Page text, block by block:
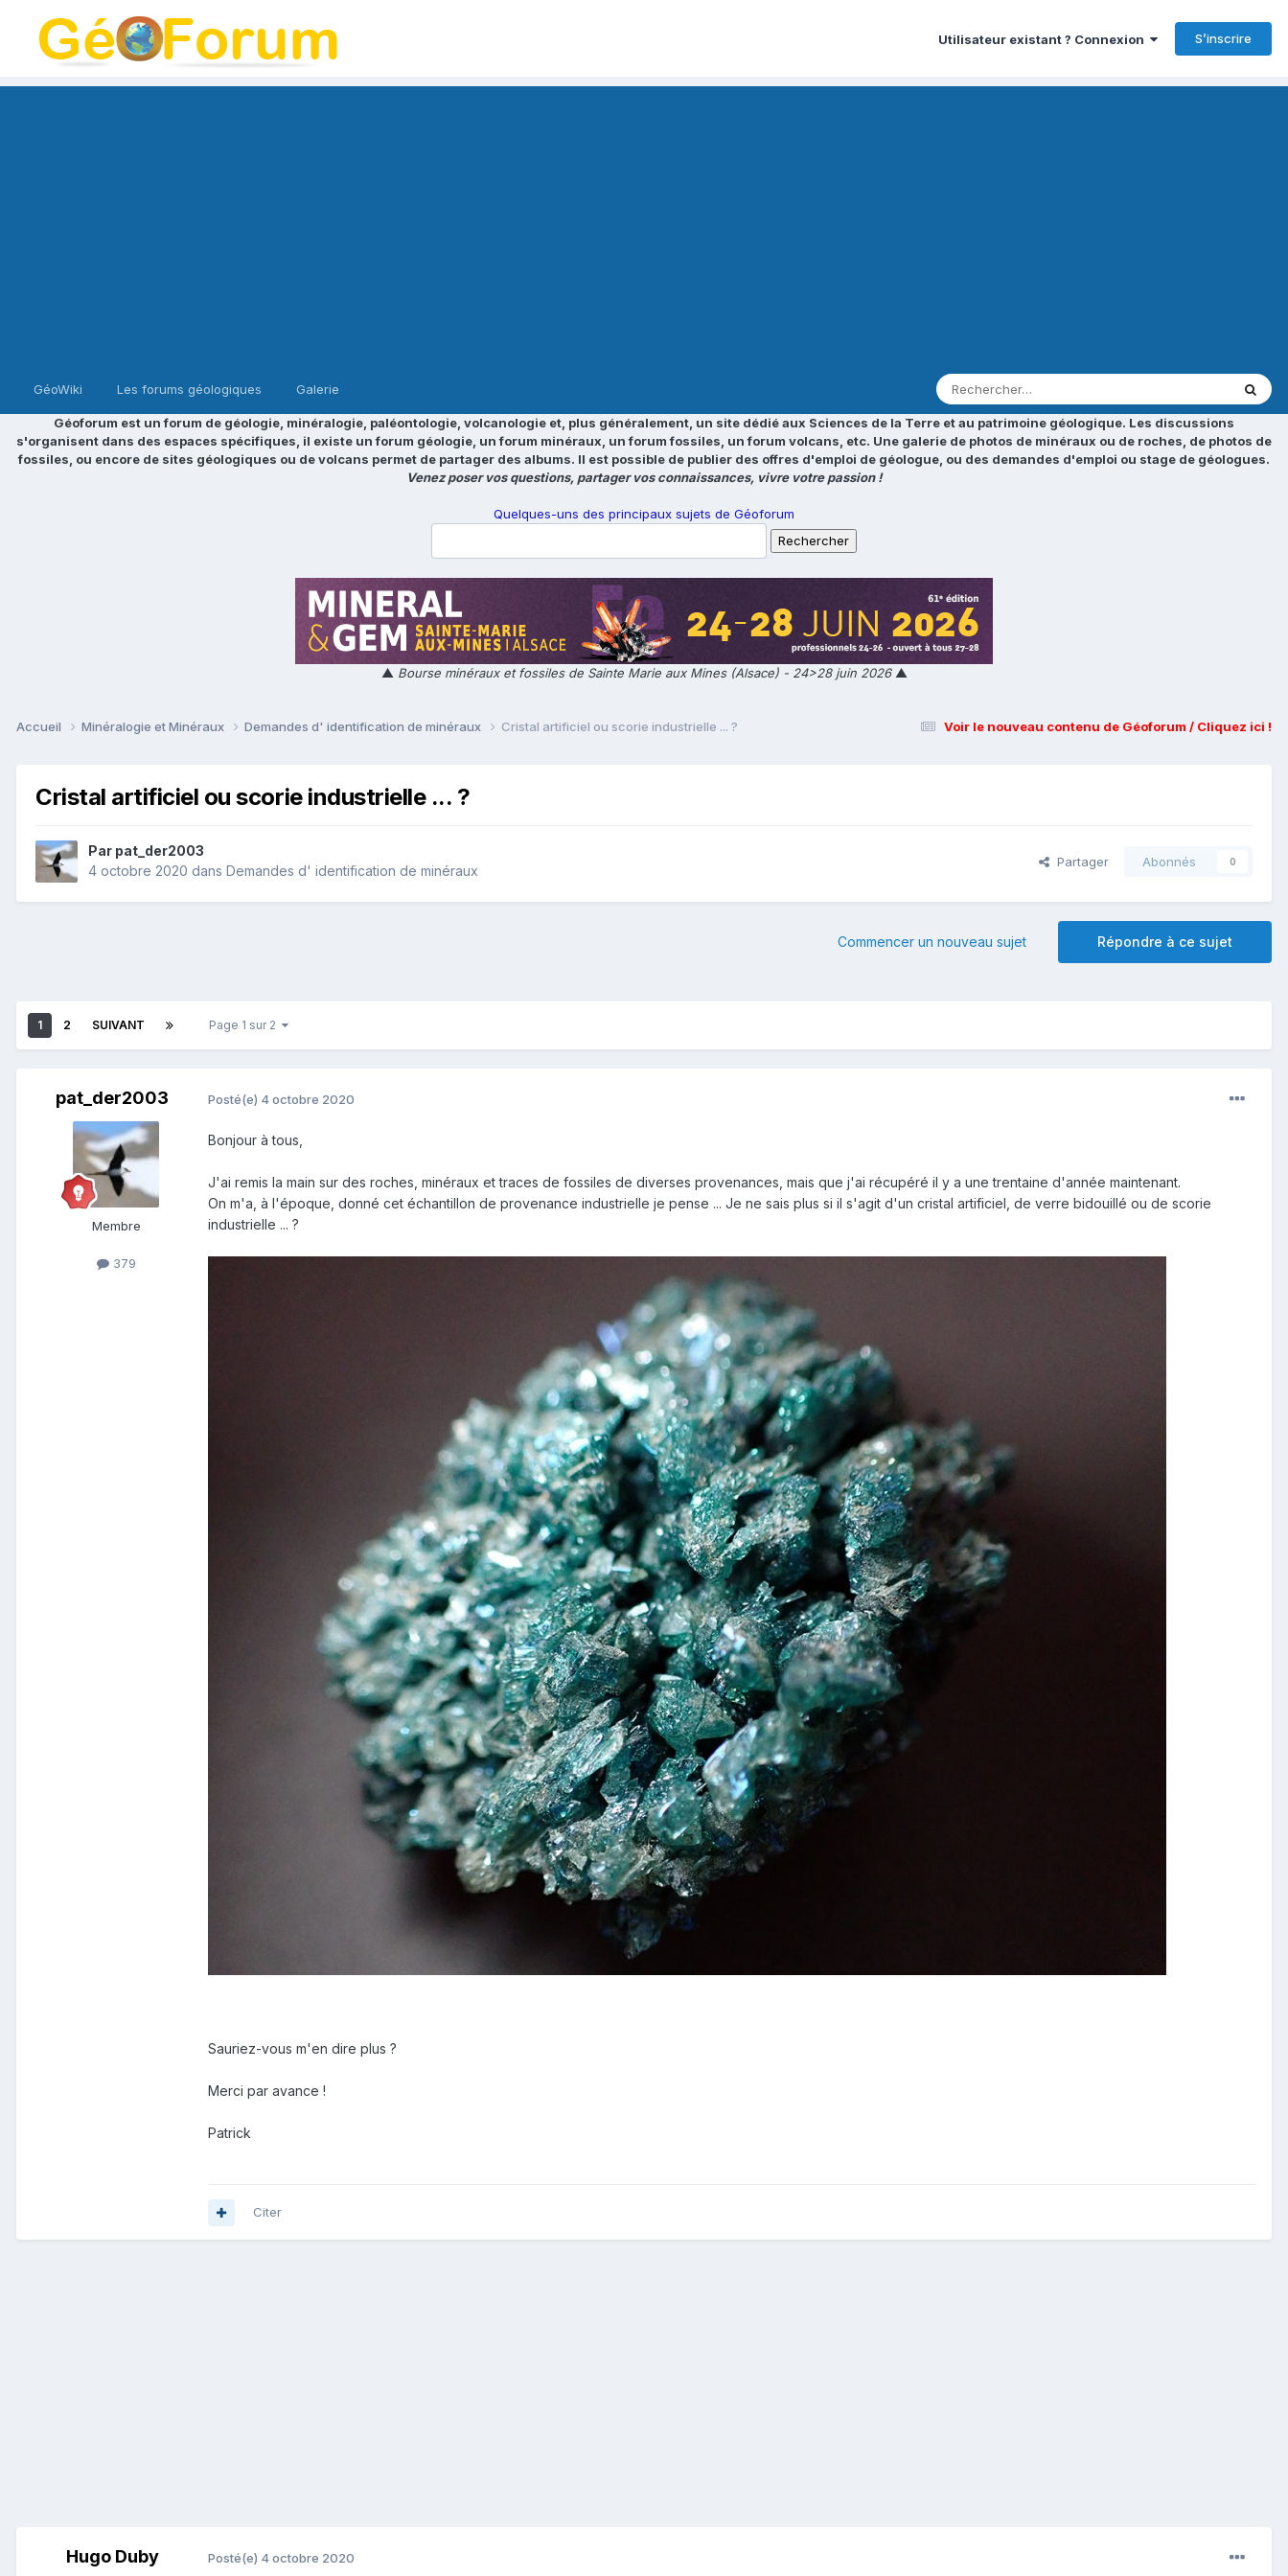
Utilisateur existant ? Connexion S’inscrire
GéoWiki Les forums géologiques Galerie
Géoforum est un forum de géologie, minéralogie, paléontologie, volcanologie et, plus généralement, un site dédié aux Sciences de la Terre et au patrimoine géologique. Les discussions
s'organisent dans des espaces spécifiques, il existe un forum géologie, un forum minéraux, un forum fossiles, un forum volcans, etc. Une galerie de photos de minéraux ou de roches, de photos de
fossiles, ou encore de sites géologiques ou de volcans permet de partager des albums. Il est possible de publier des offres d'emploi de géologue, ou des demandes d'emploi ou stage de géologues.
Venez poser vos questions, partager vos connaissances, vivre votre passion !
Quelques-uns des principaux sujets de Géoforum
▲ Bourse minéraux et fossiles de Sainte Marie aux Mines (Alsace) - 24>28 juin 2026▲
Voir le nouveau contenu de Géoforum / Cliquez ici !
Accueil Minéralogie et Minéraux Demandes d' identification de minéraux Cristal artificiel ou scorie industrielle ... ?
Cristal artificiel ou scorie industrielle ... ?
Par pat_der2003
4 octobre 2020 dans Demandes d' identification de minéraux
Partager Abonnés 0
Répondre à ce sujet
Commencer un nouveau sujet
1 2 SUIVANT Page 1 sur 2
pat_der2003
Membre
379
Posté(e) 4 octobre 2020
Bonjour à tous,
J'ai remis la main sur des roches, minéraux et traces de fossiles de diverses provenances, mais que j'ai récupéré il y a une trentaine d'année maintenant.
On m'a, à l'époque, donné cet échantillon de provenance industrielle je pense ... Je ne sais plus si il s'agit d'un cristal artificiel, de verre bidouillé ou de scorie
industrielle ... ?
Sauriez-vous m'en dire plus ?
Merci par avance !
Patrick
Citer
Hugo Duby Posté(e) 4 octobre 2020